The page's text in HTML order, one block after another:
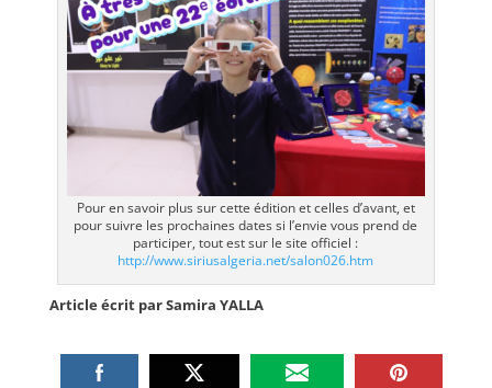
Pour en savoir plus sur cette édition et celles d’avant, et
pour suivre les prochaines dates si l’envie vous prend de
participer, tout est sur le site officiel :
http://www.siriusalgeria.net/salon026.htm
Article écrit par Samira YALLA